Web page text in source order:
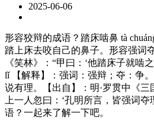
2025-06-06
形容狡辩的成语？踏床啮鼻 tà
踏上床去咬自己的鼻子。形容强词
《笑林》：“甲曰：‘他踏床子就啮
lǐ 【解释】：强词：强辩；夺：争
说有理。【出自】：明·罗贯中《三
上一人忽曰：‘孔明所言，皆强词
语？一起来了解一下吧。